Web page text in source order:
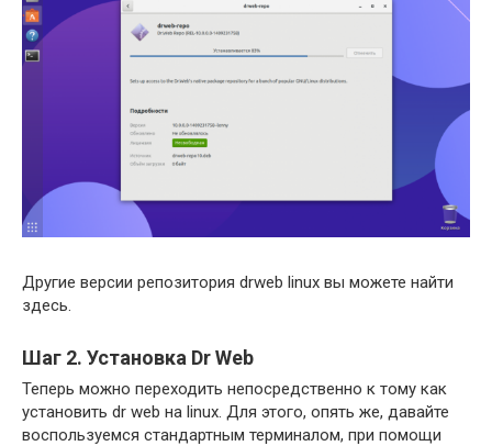
Другие версии репозитория drweb linux вы можете найти
здесь.
Шаг 2. Установка Dr Web
Теперь можно переходить непосредственно к тому как
установить dr web на linux. Для этого, опять же, давайте
воспользуемся стандартным терминалом, при помощи